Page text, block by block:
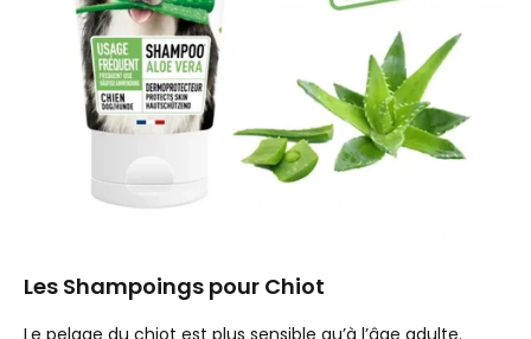
Les Shampoings pour Chiot
Le pelage du chiot est plus sensible qu’à l’âge adulte.